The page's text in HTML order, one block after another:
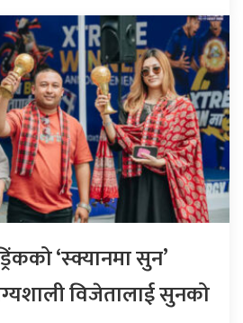
‘स्क्यानमा सुन’
विजेतालाई सुनको